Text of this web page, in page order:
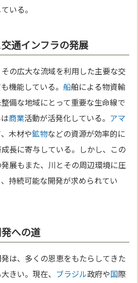
いる。
通インフラの発展
の広大な流域を利用した主要な交
機能している。船舶による物資輸
備な地域にとって重要な生命線で
商業活動が活発化している。 アマ
木材や鉱物などの資源が効率的に
長に寄与している。しかし、この
展もまた、川とその周辺環境に圧
持続可能な開発が求められてい
への道
は、多くの恩恵をもたらしてきた
きい。現在、 ブラジル政府や国際